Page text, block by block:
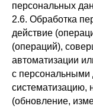
персональных
2.6. Обработка
действие
(операций),
автоматизации
с персональными
систематизацию,
(обновление,